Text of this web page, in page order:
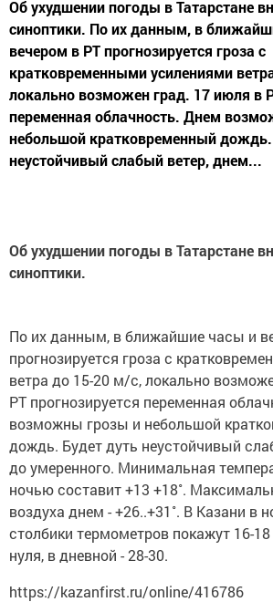
Об ухудшении погоды в Татарстане
синоптики. По их данным, в
вечером в РТ прогнозируется гроза с
кратковременными усилениями
локально возможен град. 17 июля в
переменная облачность. Днем
небольшой кратковременный дождь.
неустойчивый слабый ветер, днем...
Об ухудшении погоды в Татарстане
синоптики.
По их данным, в ближайшие часы и
прогнозируется гроза с
ветра до 15-20 м/с, локально
РТ прогнозируется переменная
возможны грозы и небольшой
дождь. Будет дуть неустойчивый
до умеренного. Минимальная
ночью составит +13 +18˚.
воздуха днем - +26..+31˚. В Казани в
столбики термометров покажут 16-
нуля, в дневной - 28-30.
https://kazanfirst.ru/online/416786